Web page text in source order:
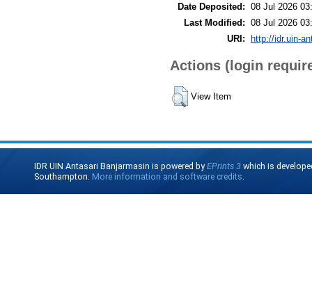
Date Deposited: 08 Jul 2026
Last Modified: 08 Jul 2026
URI: http://idr.uin-
Actions (login
View Item
IDR UIN Antasari Banjarmasin is powered byEPrints 3 which is
Southampton. More information and software credits.